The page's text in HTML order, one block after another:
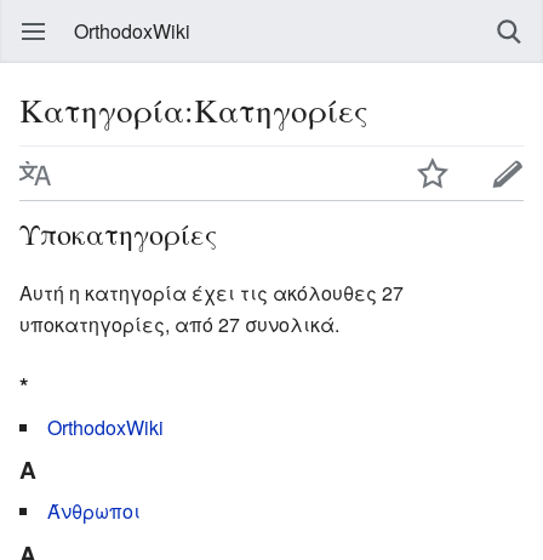
OrthodoxWiki
Κατηγορία:Κατηγορίες
Υποκατηγορίες
Αυτή η κατηγορία έχει τις ακόλουθες 27
υποκατηγορίες, από 27 συνολικά.
*
OrthodoxWiki
A
Άνθρωποι